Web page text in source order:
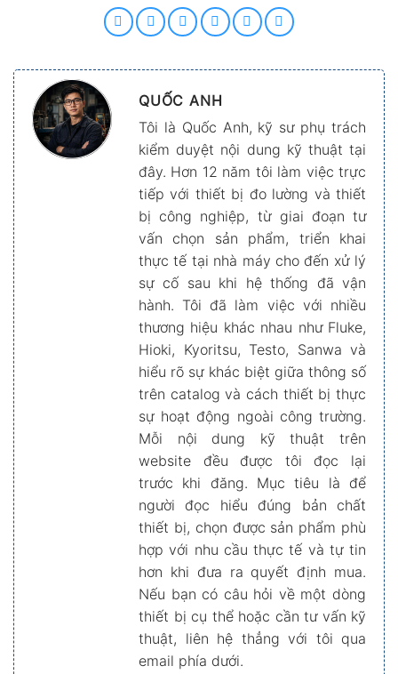
QUỐC ANH
Tôi là Quốc Anh, kỹ sư phụ trách
kiểm duyệt nội dung kỹ thuật tại
đây. Hơn 12 năm tôi làm việc trực
tiếp với thiết bị đo lường và thiết
bị công nghiệp, từ giai đoạn tư
vấn chọn sản phẩm, triển khai
thực tế tại nhà máy cho đến xử lý
sự cố sau khi hệ thống đã vận
hành. Tôi đã làm việc với nhiều
thương hiệu khác nhau như Fluke,
Hioki, Kyoritsu, Testo, Sanwa và
hiểu rõ sự khác biệt giữa thông số
trên catalog và cách thiết bị thực
sự hoạt động ngoài công trường.
Mỗi nội dung kỹ thuật trên
website đều được tôi đọc lại
trước khi đăng. Mục tiêu là để
người đọc hiểu đúng bản chất
thiết bị, chọn được sản phẩm phù
hợp với nhu cầu thực tế và tự tin
hơn khi đưa ra quyết định mua.
Nếu bạn có câu hỏi về một dòng
thiết bị cụ thể hoặc cần tư vấn kỹ
thuật, liên hệ thẳng với tôi qua
email phía dưới.